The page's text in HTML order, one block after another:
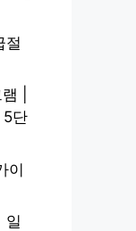
절
|
5단
이
일